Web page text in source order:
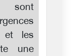
sont
et les
une